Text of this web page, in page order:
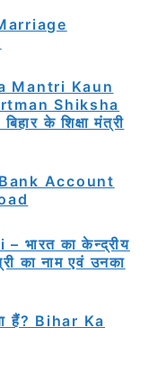
Mantri Kaun
Shiksha
के शिक्षा मंत्री
Account
भारत का केन्द्रीय
का नाम एवं उनका
हैं? Bihar Ka